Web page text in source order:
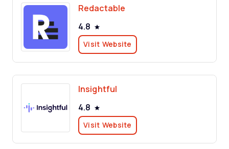
Redactable
4.8
Visit Website
Insightful
4.8
Visit Website